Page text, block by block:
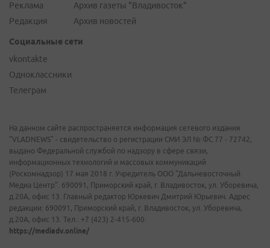
Реклама
Редакция
Архив газеты "Владивосток"
Архив новостей
Социальные сети
vkontakte
Одноклассники
Телеграм
На данном сайте распространяется информация сетевого издания
"VLADNEWS" - свидетельство о регистрации СМИ ЭЛ № ФС 77 - 72742,
выдано Федеральной службой по надзору в сфере связи,
информационных технологий и массовых коммуникаций
(Роскомнадзор) 17 мая 2018 г. Учредитель ООО "Дальневосточный
Медиа Центр". 690091, Приморский край, г. Владивосток, ул. Уборевича,
д.20А, офис 13. Главный редактор Юркевич Дмитрий Юрьевич. Адрес
редакции: 690091, Приморский край, г. Владивосток, ул. Уборевича,
д.20А, офис 13. Тел.: +7 (423) 2-415-600.
https://mediadv.online/